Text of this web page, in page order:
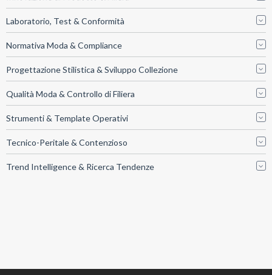
Laboratorio, Test & Conformità
Normativa Moda & Compliance
Progettazione Stilistica & Sviluppo Collezione
Qualità Moda & Controllo di Filiera
Strumenti & Template Operativi
Tecnico-Peritale & Contenzioso
Trend Intelligence & Ricerca Tendenze